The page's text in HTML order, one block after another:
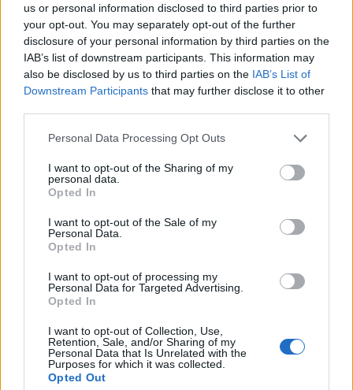
us or personal information disclosed to third parties prior to
your opt-out. You may separately opt-out of the further
disclosure of your personal information by third parties on the
IAB’s list of downstream participants. This information may
also be disclosed by us to third parties on the IAB’s List of
Downstream Participants that may further disclose it to other
Personal Data Processing Opt Outs
I want to opt-out of the Sharing of my
personal data.
Opted In
I want to opt-out of the Sale of my
Personal Data.
Opted In
I want to opt-out of processing my
Personal Data for Targeted Advertising.
Opted In
I want to opt-out of Collection, Use,
Retention, Sale, and/or Sharing of my
Personal Data that Is Unrelated with the
Purposes for which it was collected.
Opted Out
Le ultime notizie di Castellaneta
Festa dell'Assunta: il programma
religioso
CASTELLANETA
La comunità cristiana di Castellaneta si prepara alla